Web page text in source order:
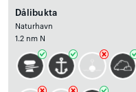
Dålibukta
Naturhavn
1.2 nm N